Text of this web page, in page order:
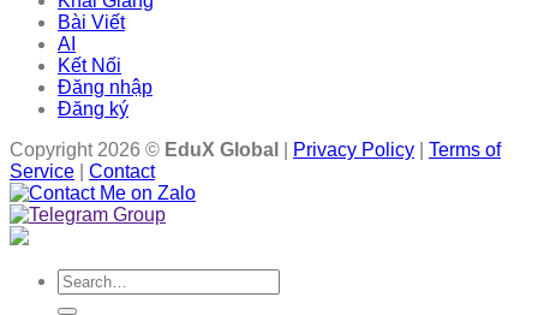
Bài Viết
AI
Kết Nối
Đăng nhập
Đăng ký
Copyright 2026 © EduX Global Privacy Policy
Terms of
Service
Contact
Search
for: